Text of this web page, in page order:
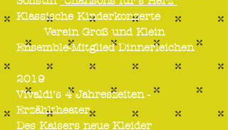
Klassische Kinderkonzerte
Verein Groß und Klein
Ensemble-Mitglied Dinnerleichen
2019
Vivaldi's 4 Jahreszeiten -
Erzähltheater
Des Kaisers neue Kleider